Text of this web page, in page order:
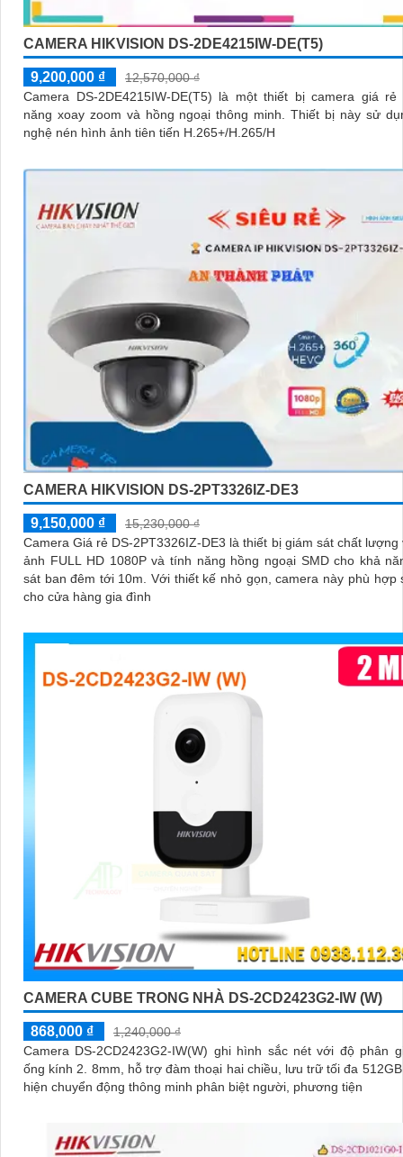
CAMERA HIKVISION DS-2DE4215IW-DE(T5)
9,200,000 ₫
12,570,000 ₫
Camera DS-2DE4215IW-DE(T5) là một thiết bị camera giá
năng xoay zoom và hồng ngoại thông minh. Thiết bị này sử dụng công
nghệ nén hình ảnh tiên tiến H.265+/H.265/H
CAMERA HIKVISION DS-2PT3326IZ-DE3
9,150,000 ₫
15,230,000 ₫
Camera Giá rẻ DS-2PT3326IZ-DE3 là thiết bị giám sát chất lượng
ảnh FULL HD 1080P và tính năng hồng ngoại SMD cho khả
sát ban đêm tới 10m. Với thiết kế nhỏ gọn, camera này phù hợp sử dụng
cho cửa hàng gia đình
CAMERA CUBE TRONG NHÀ DS-2CD2423G2-IW (W)
868,000 ₫
1,240,000 ₫
Camera DS-2CD2423G2-IW(W) ghi hình sắc nét với độ phân
ống kính 2. 8mm, hỗ trợ đàm thoại hai chiều, lưu trữ tối đa
hiện chuyển động thông minh phân biệt người, phương tiện